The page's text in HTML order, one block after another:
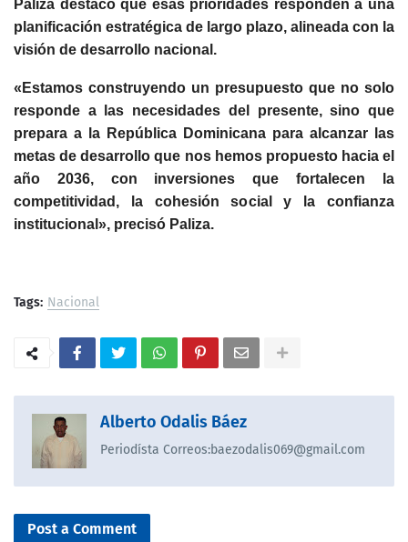
Paliza destacó que esas prioridades responden a una
planificación estratégica de largo plazo, alineada con la
visión de desarrollo nacional.
«Estamos construyendo un presupuesto que no solo
responde a las necesidades del presente, sino que
prepara a la República Dominicana para alcanzar las
metas de desarrollo que nos hemos propuesto hacia el
año 2036, con inversiones que fortalecen la
competitividad, la cohesión social y la confianza
institucional», precisó Paliza.
Tags: Nacional
Alberto Odalis Báez
Periodísta Correos:baezodalis069@gmail.com
Post a Comment